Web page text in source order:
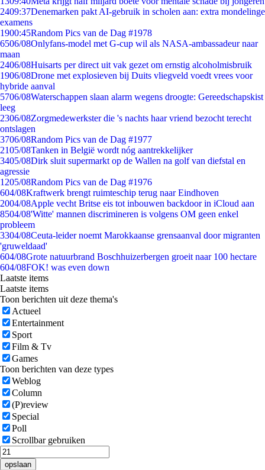
2409:37Denemarken pakt AI-gebruik in scholen aan: extra mondelinge
examens
1900:45Random Pics van de Dag #1978
6506/08Onlyfans-model met G-cup wil als NASA-ambassadeur naar
maan
2406/08Huisarts per direct uit vak gezet om ernstig alcoholmisbruik
1906/08Drone met explosieven bij Duits vliegveld voedt vrees voor
hybride aanval
5706/08Waterschappen slaan alarm wegens droogte: Gereedschapskist
leeg
2306/08Zorgmedewerkster die 's nachts haar vriend bezocht terecht
ontslagen
3706/08Random Pics van de Dag #1977
2105/08Tanken in België wordt nóg aantrekkelijker
3405/08Dirk sluit supermarkt op de Wallen na golf van diefstal en
agressie
1205/08Random Pics van de Dag #1976
604/08Kraftwerk brengt ruimteschip terug naar Eindhoven
2004/08Apple vecht Britse eis tot inbouwen backdoor in iCloud aan
8504/08'Witte' mannen discrimineren is volgens OM geen enkel
probleem
3304/08Ceuta-leider noemt Marokkaanse grensaanval door migranten
'gruweldaad'
604/08Grote natuurbrand Boschhuizerbergen groeit naar 100 hectare
604/08FOK! was even down
Laatste items
Laatste items
Toon berichten uit deze thema's
Actueel
Entertainment
Sport
Film & Tv
Games
Toon berichten van deze types
Weblog
Column
(P)review
Special
Poll
Scrollbar gebruiken
opslaan